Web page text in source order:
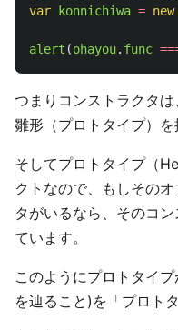
var
konnichiwa = new
alert (ohayou. func
つまりコンストラクタ
雛形（プロトタイプ）を
そしてプロトタイプ（
クトなので、もしその
タがいるなら、そのコ
ています。
このようにプロトタイ
を辿ること)を「プロト